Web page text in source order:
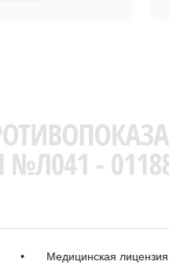
Медицинская лицензия •